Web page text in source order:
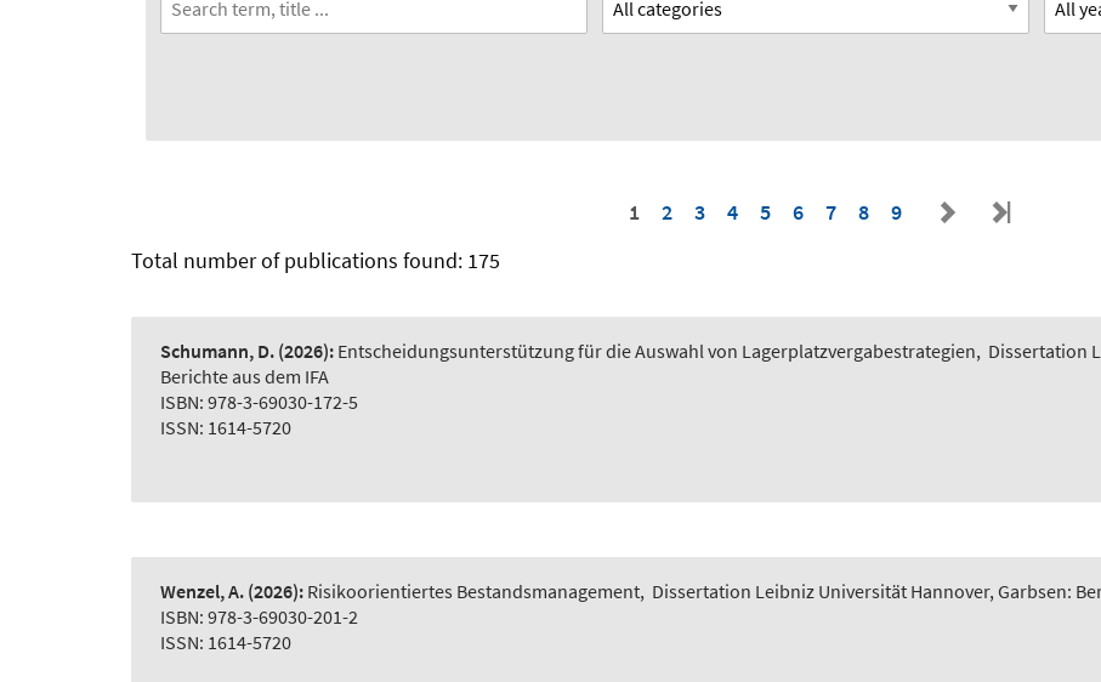
1 2 3 4 5 6 7 8
9
Total number of publications found: 175
Schumann, D. (2026): Entscheidungsunterstützung für die Auswahl von Lagerplatzvergabestrategien, Dissertation
Berichte aus dem IFA
ISBN: 978-3-69030-172-5
ISSN: 1614-5720
Wenzel, A. (2026): Risikoorientiertes Bestandsmanagement, Dissertation Leibniz Universität Hannover, Garbsen:
ISBN: 978-3-69030-201-2
ISSN: 1614-5720